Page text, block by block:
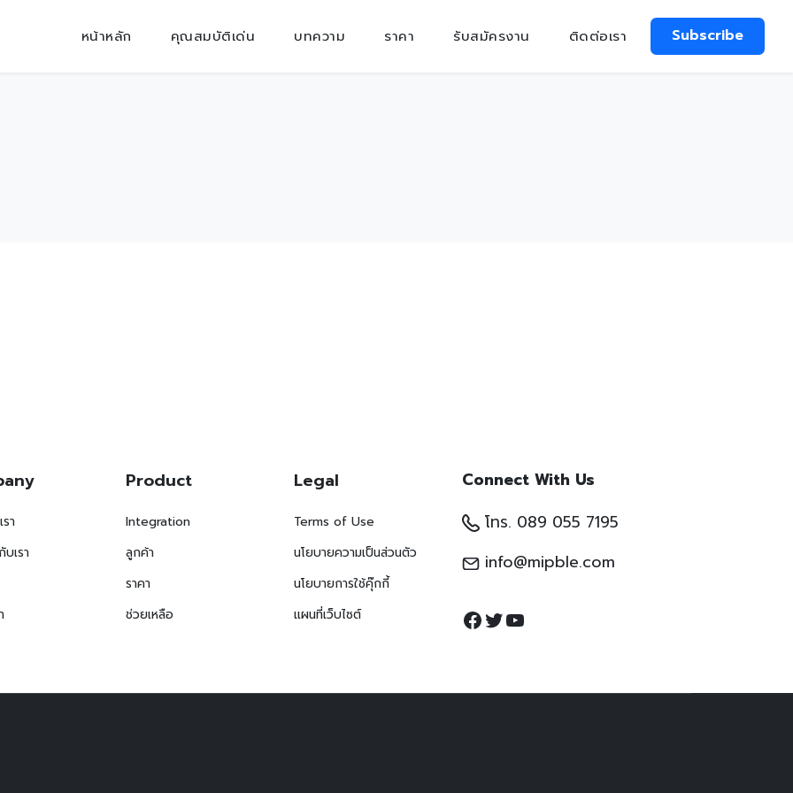
หน้าหลัก คุณสมบัติเด่น บทความ ราคา รับสมัครงาน ติดต่อเรา Subscribe
า
เรา
Product
Integration
ลูกค้า
ราคา
ช่วยเหลือ
Legal
Terms of Use
นโยบายความเป็นส่วนตัว
นโยบายการใช้คุ๊กกี้
แผนที่เว็บไซต์
Connect With Us
โทร. 089 055 7195
info@mipble.com
Facebook
Twitter
YouTube